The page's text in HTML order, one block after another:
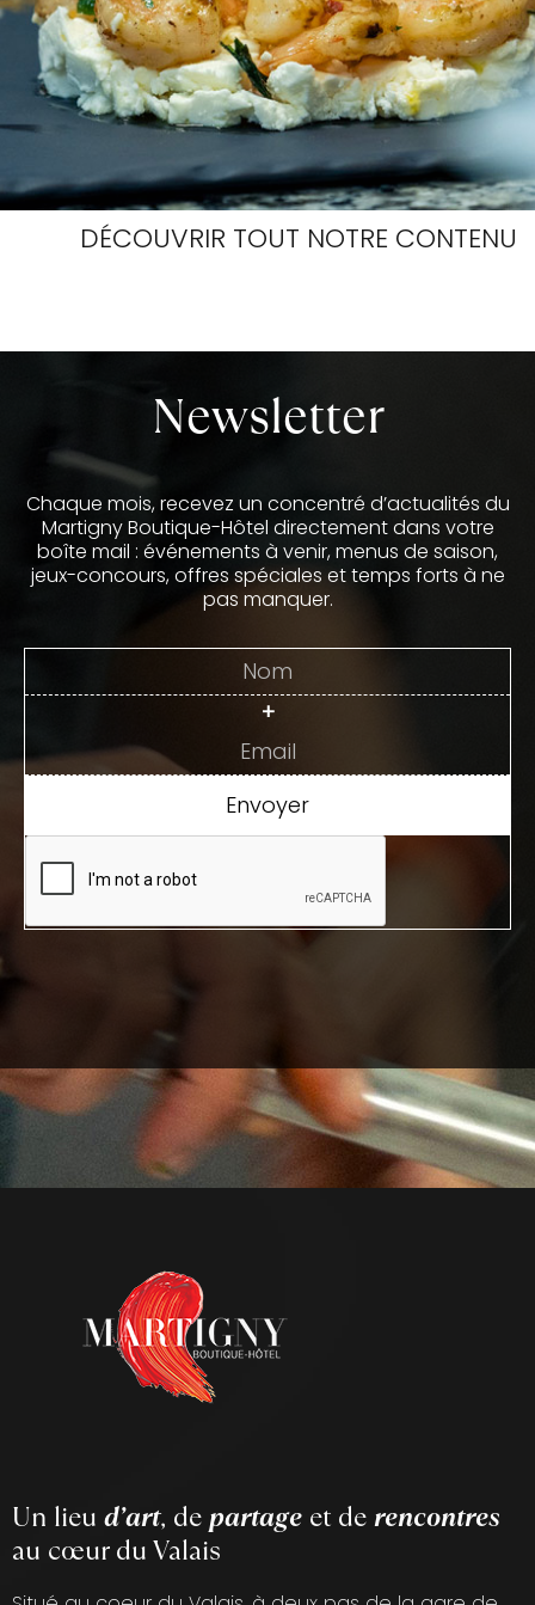
DÉCOUVRIR TOUT NOTRE CONTENU
Newsletter
Chaque mois, recevez un concentré d’actualités du
Martigny Boutique-Hôtel directement dans votre
boîte mail : événements à venir, menus de saison,
jeux-concours, offres spéciales et temps forts à ne
pas manquer.
+
Envoyer
Un lieu d’art, departage et derencontres
au cœur du Valais